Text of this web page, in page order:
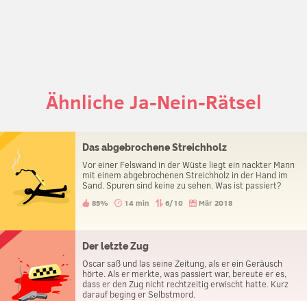
Ähnliche Ja-Nein-Rätsel
Das abgebrochene Streichholz
Vor einer Felswand in der Wüste liegt ein nackter Mann
mit einem abgebrochenen Streichholz in der Hand im
Sand. Spuren sind keine zu sehen. Was ist passiert?
85% 14 min 6/10 Mär 2018
Der letzte Zug
Oscar saß und las seine Zeitung, als er ein Geräusch
hörte. Als er merkte, was passiert war, bereute er es,
dass er den Zug nicht rechtzeitig erwischt hatte. Kurz
darauf beging er Selbstmord.